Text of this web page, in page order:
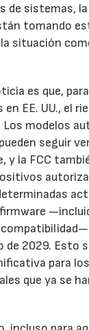
de sistemas,
tomando
situación
es que,
en EE. UU., el
Los modelos
seguir
y la FCC
de 2029. Esto
para
que ya se